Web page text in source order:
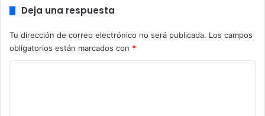
de Volta para el gaming con memorias GDDR6 y
posiblemente basadas en 10nm. Una bifurcación de
arquitecturas, para lanzar productos más especializados a
los principales segmentos de la compañía, el gaming y la
Deja una respuesta
Tu dirección de correo electrónico no será publicada. Los campos
obligatorios están marcados con *